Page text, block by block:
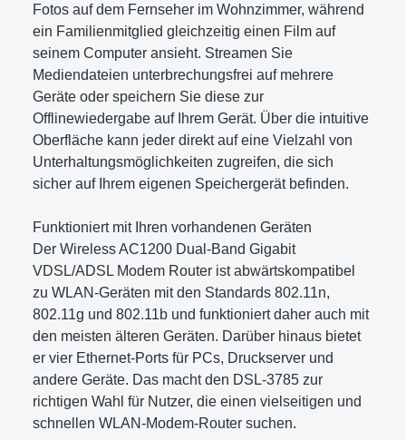
Fotos auf dem Fernseher im Wohnzimmer, während
ein Familienmitglied gleichzeitig einen Film auf
seinem Computer ansieht. Streamen Sie
Mediendateien unterbrechungsfrei auf mehrere
Geräte oder speichern Sie diese zur
Offlinewiedergabe auf Ihrem Gerät. Über die intuitive
Oberfläche kann jeder direkt auf eine Vielzahl von
Unterhaltungsmöglichkeiten zugreifen, die sich
sicher auf Ihrem eigenen Speichergerät befinden.
Funktioniert mit Ihren vorhandenen Geräten
Der Wireless AC1200 Dual-Band Gigabit
VDSL/ADSL Modem Router ist abwärtskompatibel
zu WLAN-Geräten mit den Standards 802.11n,
802.11g und 802.11b und funktioniert daher auch mit
den meisten älteren Geräten. Darüber hinaus bietet
er vier Ethernet-Ports für PCs, Druckserver und
andere Geräte. Das macht den DSL-3785 zur
richtigen Wahl für Nutzer, die einen vielseitigen und
schnellen WLAN-Modem-Router suchen.